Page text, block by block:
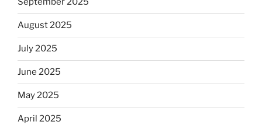
August 2025
July 2025
June 2025
May 2025
April 2025